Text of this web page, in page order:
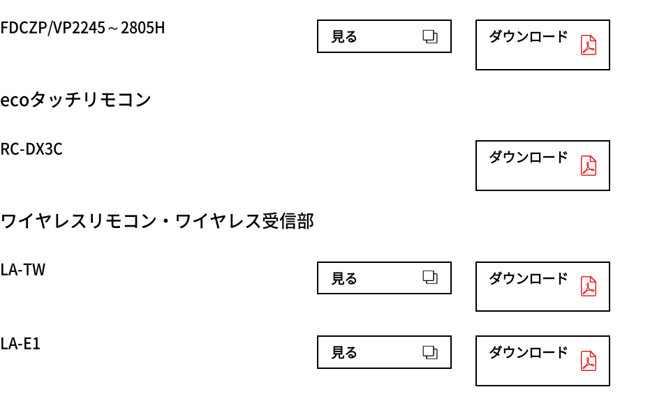
FDCZP/VP2245～2805H
見る ダウンロード
ecoタッチリモコン
RC-DX3C
ダウンロード
ワイヤレスリモコン・ワイヤレス受信部
LA-TW
見る ダウンロード
LA-E1
見る ダウンロード